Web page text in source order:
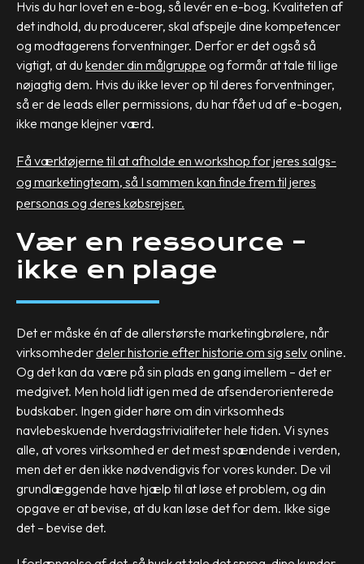
Hvis du har lovet en e-bog, så levér en e-bog. Kvaliteten af
det indhold, du producerer, skal afspejle dine kompetencer
og modtagerens forventninger. Derfor er det også så
vigtigt, at du kender din målgruppe og formår at tale til lige
nøjagtig dem. Hvis du ikke lever op til deres forventninger,
så er de leads eller permissions, du har fået ud af e-bogen,
ikke mange klejner værd.
Få værktøjerne til at afholde en workshop for jeres salgs-
og marketingteam, så I sammen kan finde frem til jeres
personas og deres købsrejser.
Vær en ressource –
ikke en plage
Det er måske én af de allerstørste marketingbrølere, når
virksomhederdeler historie efter historie om sig selvonline.
Og det kan da være på sin plads en gang imellem – det er
medgivet. Men hold lidt igen med de afsenderorienterede
budskaber. Ingen gider høre om din virksomheds
navlebeskuende hverdagstrivialiteter hele tiden. Vi synes
alle, at vores virksomhed er det mest spændende i verden,
men det er den ikke nødvendigvis for vores kunder. De vil
grundlæggende have hjælp til at løse et problem, og din
opgave er at bevise, at du kan løse det for dem. Ikke sige
det – bevise det.